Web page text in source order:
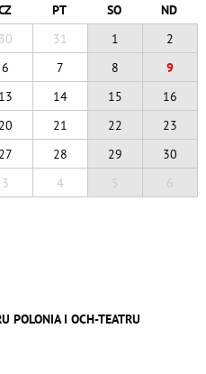
PT SO
ND
30 31 1
2
6 7 8
9
13 14 15
16
20 21 22
23
27 28 29
30
3 4 5 6
POLONIA I OCH-TEATRU